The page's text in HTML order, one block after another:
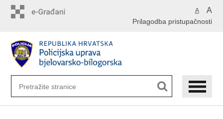
A A
Prilagodba pristupačnosti